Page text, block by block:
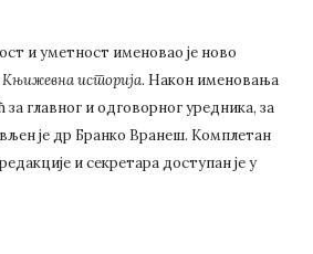
и уметност именовао је ново
Књижевна историја. Након именовања
главног и одговорног уредника, за
је др Бранко Вранеш. Комплетан
и секретара доступан је у